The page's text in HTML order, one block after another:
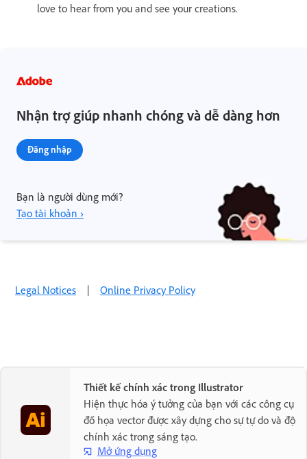
love to hear from you and see your creations.
Nhận trợ giúp nhanh chóng và dễ dàng hơn
Đăng nhập
Bạn là người dùng mới?
Tạo tài khoản ›
Legal Notices | Online Privacy Policy
Thiết kế chính xác trong Illustrator
Hiện thực hóa ý tưởng của bạn với các công cụ
đồ họa vector được xây dựng cho sự tự do và độ
chính xác trong sáng tạo.
Mở ứng dụng